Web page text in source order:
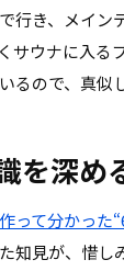
行き、メイン
サウナに入る
るので、真似
を深め
って分かった
知見が、惜し